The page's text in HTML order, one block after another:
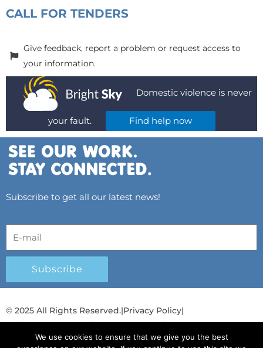
CALL FOR TENDERS
Give feedback, report a problem or request access to
your information.
Domestic violence is never
your fault. Find help now
Subscribe to get all our latest news!
Subscribe
© 2025 All Rights Reserved.|Privacy Policy|
Child Protection Policy|Gender Equality Plan|
Λογοδοσία και Διαφάνεια
We use cookies to ensure that we give you the best